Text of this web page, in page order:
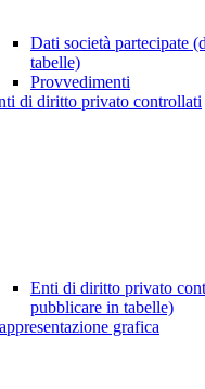
Dati società partecipate
tabelle)
Provvedimenti
di diritto privato controllati
Enti di diritto privato
pubblicare in tabelle)
grafica